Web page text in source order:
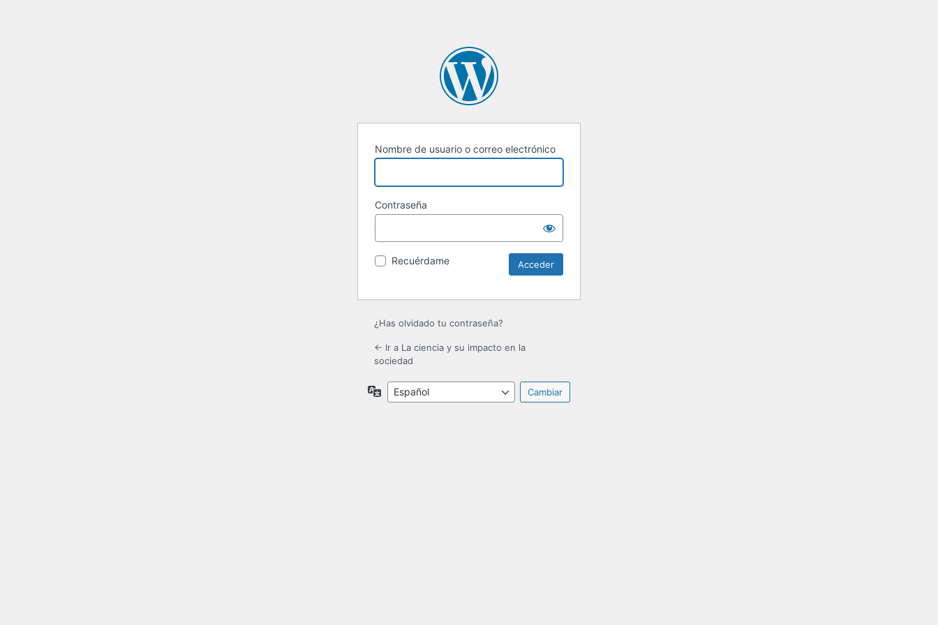
Nombre de usuario o correo electrónico
Contraseña
Recuérdame
¿Has olvidado tu contraseña?
← Ir a La ciencia y su impacto en la
sociedad
Idioma